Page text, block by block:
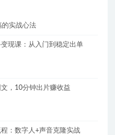
的实战心法
现课：从入门到稳定出单
，10分钟出片赚收益
：数字人+声音克隆实战